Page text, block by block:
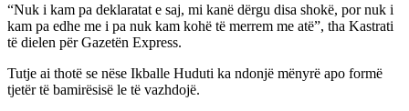
“Nuk i kam pa deklaratat e saj, mi kanë dërgu disa shokë, por nuk i
kam pa edhe me i pa nuk kam kohë të merrem me atë”, tha Kastrati
të dielen për Gazetën Express.
Tutje ai thotë se nëse Ikballe Huduti ka ndonjë mënyrë apo formë
tjetër të bamirësisë le të vazhdojë.